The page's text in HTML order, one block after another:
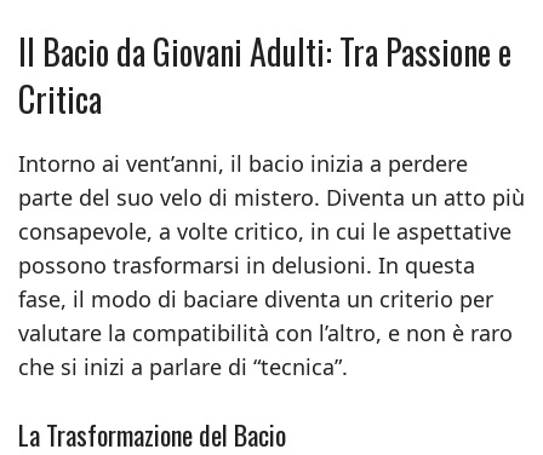
Il Bacio da Giovani Adulti: Tra Passione e
Critica
Intorno ai vent’anni, il bacio inizia a perdere
parte del suo velo di mistero. Diventa un atto più
consapevole, a volte critico, in cui le aspettative
possono trasformarsi in delusioni. In questa
fase, il modo di baciare diventa un criterio per
valutare la compatibilità con l’altro, e non è raro
che si inizi a parlare di “tecnica”.
La Trasformazione del Bacio